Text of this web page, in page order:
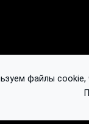
файлы cookie,